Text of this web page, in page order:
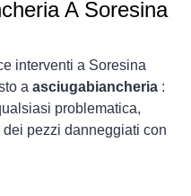
A Soresina
interventi a Soresina
a asciugabiancheria :
problematica,
pezzi danneggiati con